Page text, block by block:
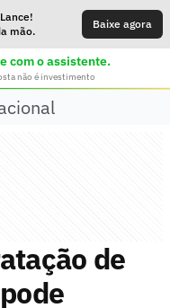
mão.
Baixe agora
com o assistente.
não é investimento
de